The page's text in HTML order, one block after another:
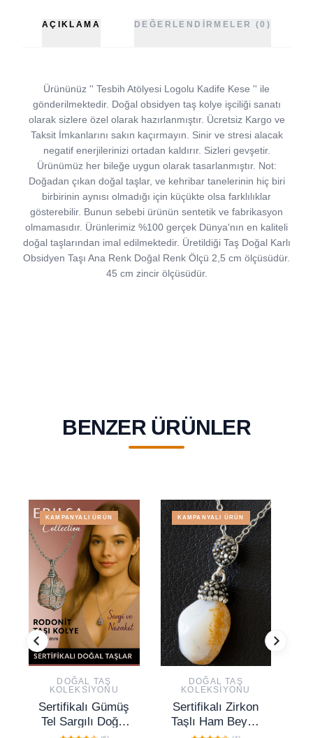
AÇIKLAMA DEĞERLENDIRMELER (0)
Ürününüz '' Tesbih Atölyesi Logolu Kadife Kese '' ile
gönderilmektedir. Doğal obsidyen taş kolye işciliği sanatı
olarak sizlere özel olarak hazırlanmıştır. Ücretsiz Kargo ve
Taksit İmkanlarını sakın kaçırmayın. Sinir ve stresi alacak
negatif enerjilerinizi ortadan kaldırır. Sizleri gevşetir.
Ürünümüz her bileğe uygun olarak tasarlanmıştır. Not:
Doğadan çıkan doğal taşlar, ve kehribar tanelerinin hiç biri
birbirinin aynısı olmadığı için küçükte olsa farklılıklar
gösterebilir. Bunun sebebi ürünün sentetik ve fabrikasyon
olmamasıdır. Ürünlerimiz %100 gerçek Dünya'nın en kaliteli
doğal taşlarından imal edilmektedir. Üretildiği Taş Doğal Karlı
Obsidyen Taşı Ana Renk Doğal Renk Ölçü 2,5 cm ölçüsüdür.
45 cm zincir ölçüsüdür.
BENZER ÜRÜNLER
KAMPANYALI ÜRÜN
DOĞAL TAŞ
KOLEKSIYONU
Sertifikalı Gümüş
Tel Sargılı Doğal
KAMPANYALI ÜRÜN
DOĞAL TAŞ
KOLEKSIYONU
Sertifikalı Zirkon
Taşlı Ham Beyaz